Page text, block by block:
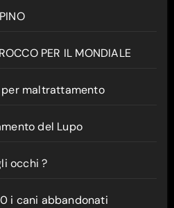
PER IL MONDIALE
maltrattamento
del Lupo
occhi ?
i cani abbandonati